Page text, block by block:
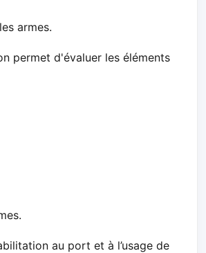
armes.
permet d'évaluer les éléments
au port et à l’usage de